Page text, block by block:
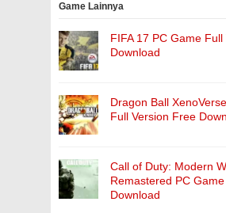
Game Lainnya
FIFA 17 PC Game
Download
Dragon Ball
Full Version Free
Call of Duty: Modern
Remastered PC
Download